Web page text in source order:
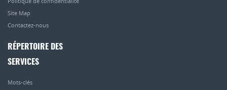
Site Map
Contactez-nous
RÉPERTOIRE DES
SERVICES
Mots-clés